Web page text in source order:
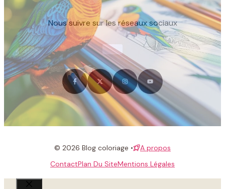
Nous suivre sur les réseaux sociaux
© 2026 Blog coloriage •
A propos
ContactPlan Du SiteMentions Légales